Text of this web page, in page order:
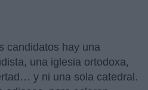
candidatos hay una
una iglesia ortodoxa,
y ni una sola catedral.